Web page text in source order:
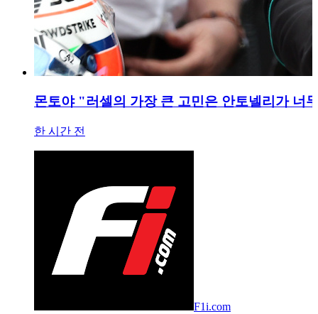
몬토야 "러셀의 가장 큰 고민은 안토넬리가 너
한 시간 전
F1i.com